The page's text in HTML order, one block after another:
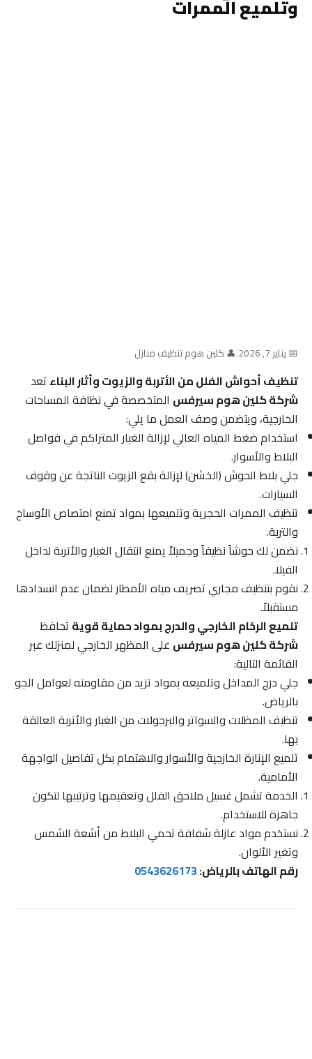
وتلميع الممرات
📅 يناير 7, 2026 |👤 كلين هوم تنظيف منازل
تنظيف أحواش الفلل من الأتربة والزيوت وأثار البناءتعد
شركة كلين هوم سيرفسالمتخصصة في نظافة المساحات
الخارجية، ويتضمن وصف العمل ما يلي:
استخدام ضغط المياه العالي لإزالة الغبار المتراكم في فواصل
البلاط والأسوار.
جلي بلاط الحوش (الخشن) لإزالة بقع الزيوت الناتجة عن وقوف
السيارات.
تنظيف الممرات الحجرية وتلميعها بمواد تمنع امتصاص الأوساخ
والتربة.
نضمن لك حوشاً نظيفاً وجميلاً يمنع انتقال الغبار والأتربة لداخل
الفيلا.
نقوم بتنظيف مجاري تصريف مياه الأمطار لضمان عدم انسدادها
مستقبلاً.
تلميع الرخام الخارجي والدرج بمواد حماية قويةتحافظ
شركة كلين هوم سيرفسعلى المظهر الخارجي لمنزلك عبر
القائمة التالية:
جلي درج المداخل وتلميعه بمواد تزيد من مقاومته لعوامل الجو
بالرياض.
تنظيف المظلات والسواتر والبرجولات من الغبار والأتربة العالقة
بها.
تلميع الإنارة الخارجية والأسوار والاهتمام بكل تفاصيل الواجهة
الأمامية.
الخدمة تشمل غسيل ملاحق الفلل وتعقيمها وترتيبها لتكون
جاهزة للاستخدام.
نستخدم مواد عازلة شفافة تحمي البلاط من أشعة الشمس
وتغير الألوان.
رقم الهاتف بالرياض:0543626173